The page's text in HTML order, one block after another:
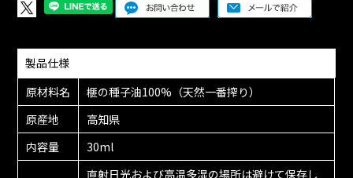
製品仕様
原材料名
榧の種子油100%（天然一番搾り）
原産地
高知県
内容量
30ml
直射日光および高温多湿の場所は避けて保存し